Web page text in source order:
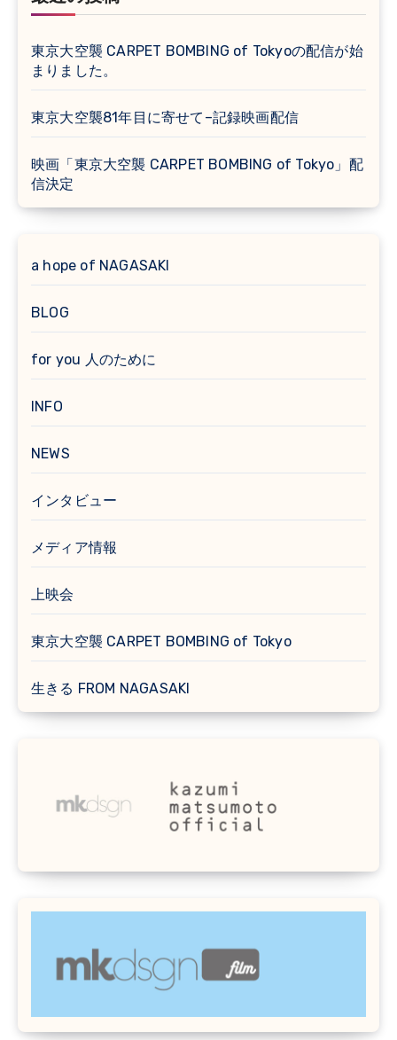
東京大空襲 CARPET BOMBING of Tokyoの配信が始
まりました。
東京大空襲81年目に寄せて–記録映画配信
映画「東京大空襲 CARPET BOMBING of Tokyo」配
信決定
a hope of NAGASAKI
BLOG
for you 人のために
INFO
NEWS
インタビュー
メディア情報
上映会
東京大空襲 CARPET BOMBING of Tokyo
生きる FROM NAGASAKI